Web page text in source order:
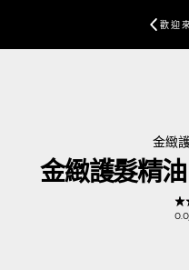
歡迎
金緻
金緻護髮精